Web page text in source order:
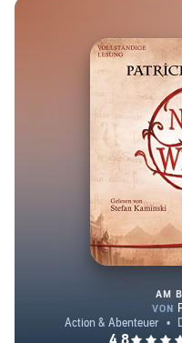
Award sowie dem
Fantasy-Buch
AM